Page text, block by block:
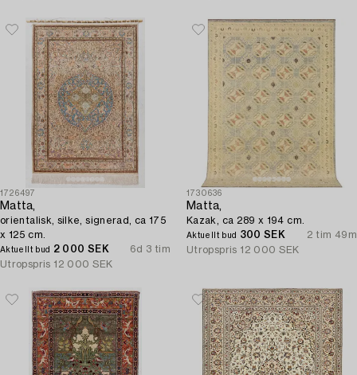
1726497
Matta,
orientalisk, silke, signerad, ca 175
x 125 cm.
Aktuellt bud 2 000 SEK
6d 3 tim
Utropspris 12 000 SEK
1730636
Matta,
Kazak, ca 289 x 194 cm.
Aktuellt bud 300 SEK
2 tim 49m
Utropspris 12 000 SEK